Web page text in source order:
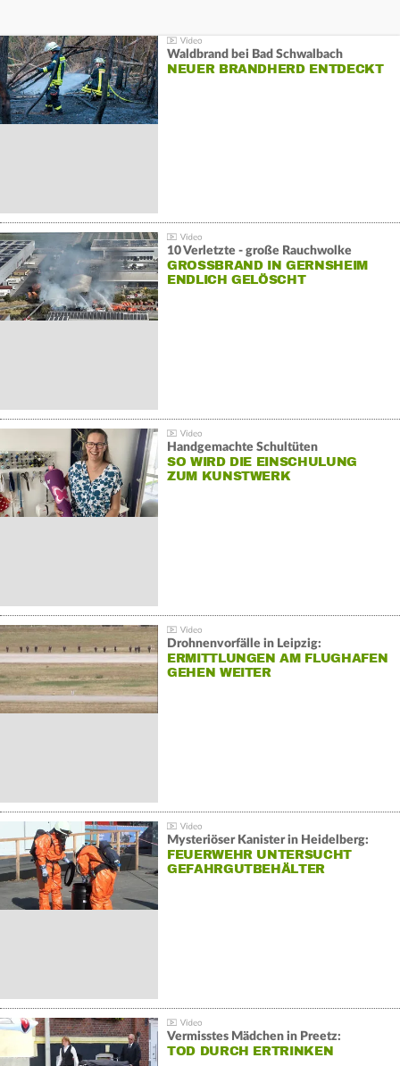
Waldbrand bei Bad Schwalbach
NEUER BRANDHERD ENTDECKT
10 Verletzte - große Rauchwolke
GROSSBRAND IN GERNSHEIM E
NDLICH GELÖSCHT
Handgemachte Schultüten
SO WIRD DIE EINSCHULUNG
ZUM KUNSTWERK
Drohnenvorfälle in Leipzig:
ERMITTLUNGEN AM FLUGHAFEN
GEHEN WEITER
Mysteriöser Kanister in Heidelberg:
FEUERWEHR UNTERSUCHT
GEFAHRGUTBEHÄLTER
Vermisstes Mädchen in Preetz:
TOD DURCH ERTRINKEN